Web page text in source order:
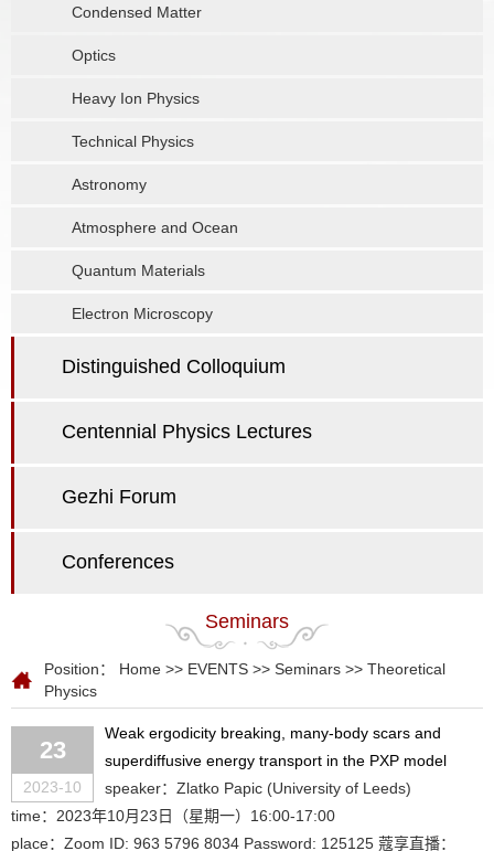
Condensed Matter
Optics
Heavy Ion Physics
Technical Physics
Astronomy
Atmosphere and Ocean
Quantum Materials
Electron Microscopy
Distinguished Colloquium
Centennial Physics Lectures
Gezhi Forum
Conferences
Seminars
Position： Home >> EVENTS >> Seminars >> Theoretical
Physics
23
2023-10
Weak ergodicity breaking, many-body scars and
superdiffusive energy transport in the PXP model
speaker：Zlatko Papic (University of Leeds)
time：2023年10月23日（星期一）16:00-17:00
place：Zoom ID: 963 5796 8034 Password: 125125 蔻享直播：